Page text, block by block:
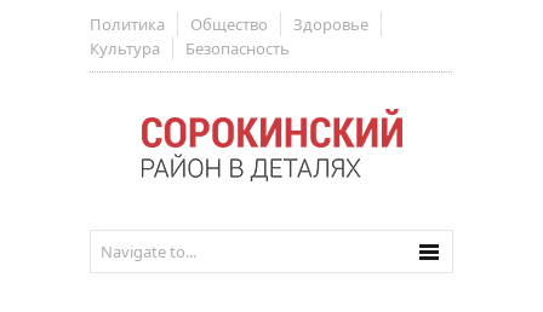
Политика Общество
Здоровье
Культура
Безопасность